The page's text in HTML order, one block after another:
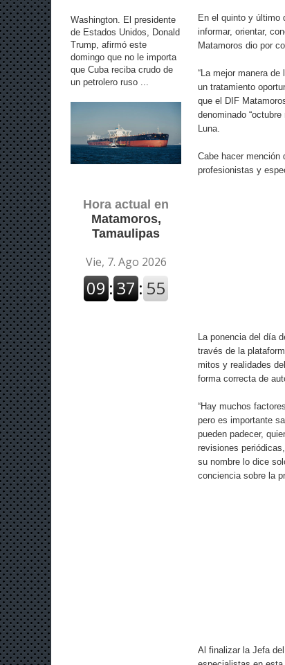
Washington. El presidente
de Estados Unidos, Donald
Trump, afirmó este
domingo que no le importa
que Cuba reciba crudo de
un petrolero ruso ...
Hora actual en
Matamoros,
Tamaulipas
En el quinto y último
informar, orientar,
Matamoros dio por
“La mejor manera
un tratamiento
que el DIF
denominado
Luna.
Cabe hacer mención
profesionistas y
La ponencia del día
través de la
mitos y realidades
forma correcta de
“Hay muchos
pero es importante
pueden padecer,
revisiones
su nombre lo dice
conciencia sobre la
Al finalizar la Jefa